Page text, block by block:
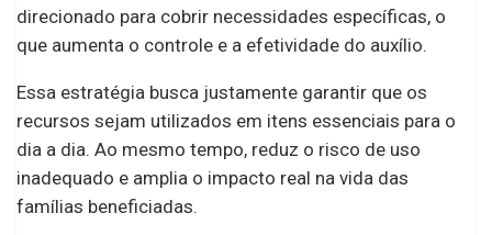
direcionado para cobrir necessidades específicas, o
que aumenta o controle e a efetividade do auxílio.
Essa estratégia busca justamente garantir que os
recursos sejam utilizados em itens essenciais para o
dia a dia. Ao mesmo tempo, reduz o risco de uso
inadequado e amplia o impacto real na vida das
famílias beneficiadas.